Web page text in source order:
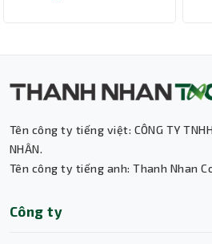
Tên công ty tiếng việt: CÔNG TY
NHÂN.
Tên công ty tiếng anh: Thanh Nhan
Công ty
Trợ lý AI • Phản hồi tức thì